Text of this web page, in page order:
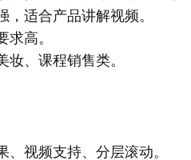
，适合产品讲解视频。
求高。
妆、课程销售类。
、视频支持、分层滚动。